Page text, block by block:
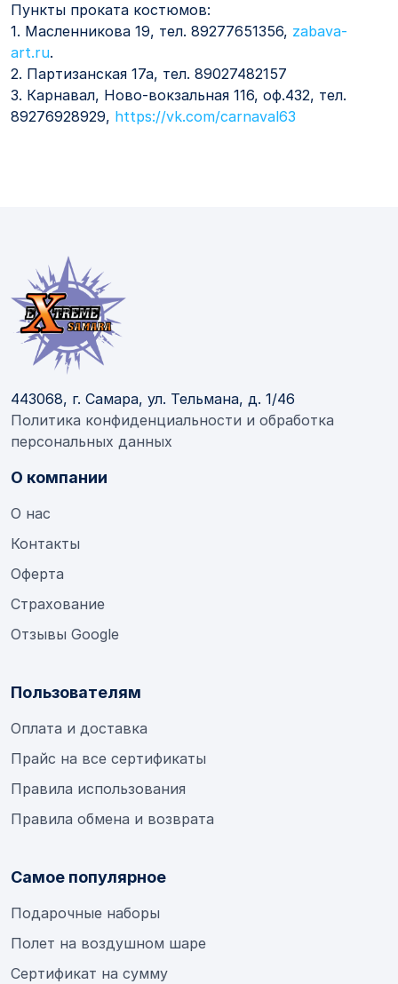
Пункты проката костюмов:
1. Масленникова 19, тел. 89277651356, zabava-
art.ru.
2. Партизанская 17а, тел. 89027482157
3. Карнавал, Ново-вокзальная 116, оф.432, тел.
89276928929, https://vk.com/carnaval63
443068, г. Самара, ул. Тельмана, д. 1/46
Политика конфиденциальности и обработка
персональных данных
О компании
О нас
Контакты
Оферта
Страхование
Отзывы Google
Пользователям
Оплата и доставка
Прайс на все сертификаты
Правила использования
Правила обмена и возврата
Самое популярное
Подарочные наборы
Полет на воздушном шаре
Сертификат на сумму